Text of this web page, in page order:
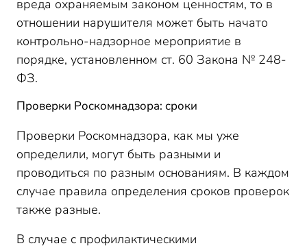
вреда охраняемым законом ценностям, то в
отношении нарушителя может быть начато
контрольно-надзорное мероприятие в
порядке, установленном ст. 60 Закона № 248-
ФЗ.
Проверки Роскомнадзора: сроки
Проверки Роскомнадзора, как мы уже
определили, могут быть разными и
проводиться по разным основаниям. В каждом
случае правила определения сроков проверок
также разные.
В случае с профилактическими